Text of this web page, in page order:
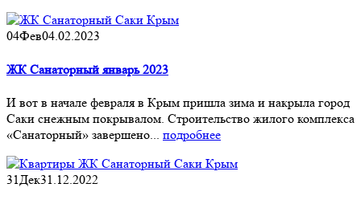
04Фев04.02.2023
ЖК Санаторный январь 2023
И вот в начале февраля в Крым пришла зима и накрыла город
Саки снежным покрывалом. Строительство жилого комплекса
«Санаторный» завершено... подробнее
31Дек31.12.2022